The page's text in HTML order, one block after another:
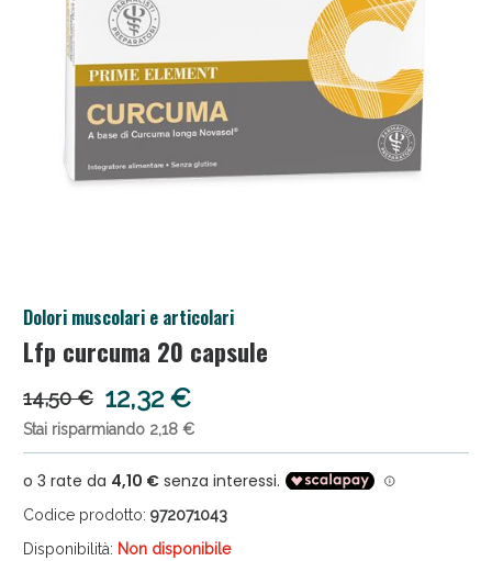
Dolori muscolari e articolari
Lfp curcuma 20 capsule
14,50 € 12,32 €
Stai risparmiando 2,18 €
Codice prodotto: 972071043
Disponibilità: Non disponibile
Salini e Multivitaminici: oggi Sconto extra fino al